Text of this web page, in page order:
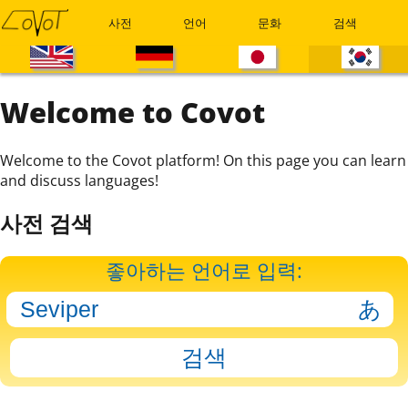
사전 언어 문화 검색
Welcome to Covot
Welcome to the Covot platform! On this page you can learn
and discuss languages!
사전 검색
좋아하는 언어로 입력: